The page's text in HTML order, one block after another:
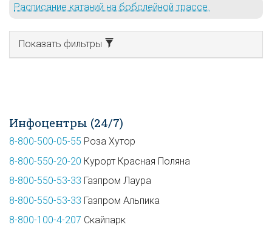
Расписание катаний на бобслейной трассе.
Показать фильтры
Инфоцентры (24/7)
8-800-500-05-55 Роза Хутор
8-800-550-20-20 Курорт Красная Поляна
8-800-550-53-33 Газпром Лаура
8-800-550-53-33 Газпром Альпика
8-800-100-4-207 Скайпарк